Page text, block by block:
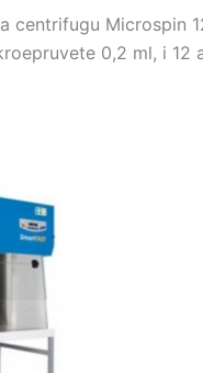
centrifugu Microspin
0,2 ml, i